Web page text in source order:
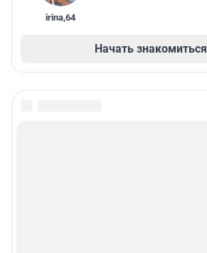
irina,64
Начать знакомиться